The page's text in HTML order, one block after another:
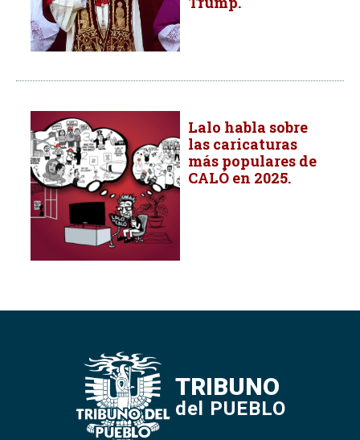
Lalo habla sobre
las caricaturas
más populares de
CALÓ en 2025.
TRIBUNO
del PUEBLO